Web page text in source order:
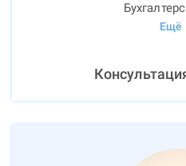
Ещё